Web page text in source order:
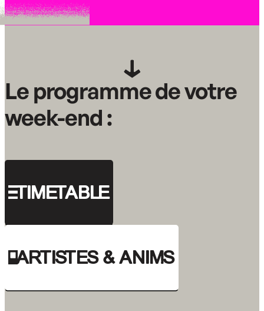
Le programme de votre
week-end :
TIMETABLE
ARTISTES & ANIMS